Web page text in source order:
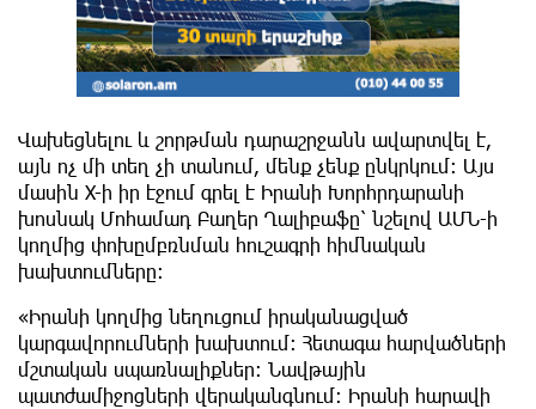
Վախեցնելու և շորթման դարաշրջանն ավարտվել է,
այն ոչ մի տեղ չի տանում, մենք չենք ընկրկում: Այս
մասին X-ի իր էջում գրել է Իրանի Խորհրդարանի
խոսնակ Մոհամադ Բաղեր Ղալիբաֆը՝ նշելով ԱՄՆ-ի
կողմից փոխըմբռնման հուշագրի հիմնական
խախտումները:
«Իրանի կողմից նեղուցում իրականացված
կարգավորումների խախտում: Հետագա հարվածների
մշտական սպառնալիքներ: Նավթային
պատժամիջոցների վերականգնում: Իրանի հարավի